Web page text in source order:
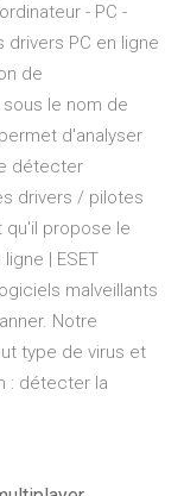
- PC -
PC en ligne
de
le nom de
d'analyser
détecter
drivers / pilotes
propose le
| ESET
malveillants
Notre
type de virus et
: détecter la